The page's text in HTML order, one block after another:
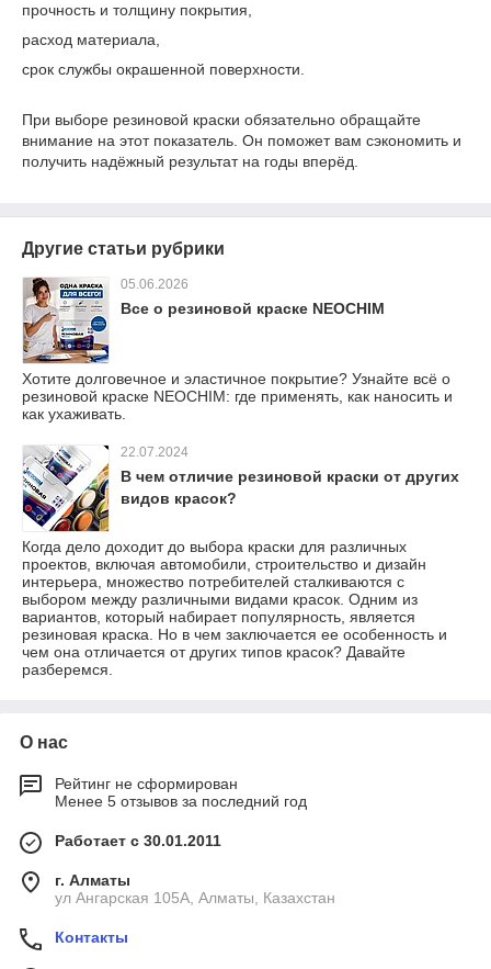
прочность и толщину покрытия,
расход материала,
срок службы окрашенной поверхности.
При выборе резиновой краски обязательно обращайте
внимание на этот показатель. Он поможет вам сэкономить и
получить надёжный результат на годы вперёд.
Другие статьи рубрики
05.06.2026
Все о резиновой краске NEOCHIM
Хотите долговечное и эластичное покрытие? Узнайте всё о
резиновой краске NEOCHIM: где применять, как наносить и
как ухаживать.
22.07.2024
В чем отличие резиновой краски от других
видов красок?
Когда дело доходит до выбора краски для различных
проектов, включая автомобили, строительство и дизайн
интерьера, множество потребителей сталкиваются с
выбором между различными видами красок. Одним из
вариантов, который набирает популярность, является
резиновая краска. Но в чем заключается ее особенность и
чем она отличается от других типов красок? Давайте
разберемся.
О нас
Рейтинг не сформирован
Менее 5 отзывов за последний год
Работает с 30.01.2011
г. Алматы
ул Ангарская 105А, Алматы, Казахстан
Контакты